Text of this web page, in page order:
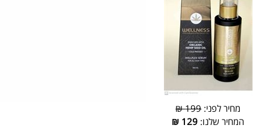
מחיר לפני:199 ₪
המחיר שלנו: 129
₪